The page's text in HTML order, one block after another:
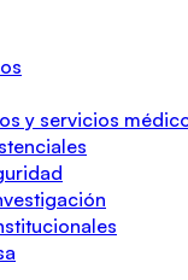
y servicios